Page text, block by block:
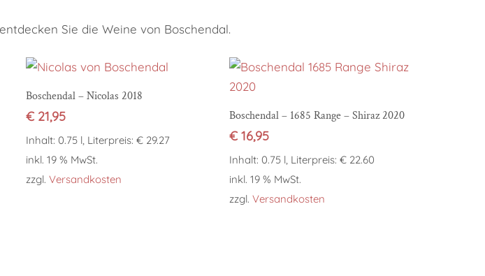
Sie die Weine von Boschendal.
In den Warenkorb
Boschendal – Nicolas 2018
€21,95
Inhalt: 0.75 l, Literpreis: € 29.27
inkl. 19 % MwSt.
zzgl. Versandkosten
In den Warenkorb
Boschendal – 1685 Range – Shiraz 2020
€16,95
Inhalt: 0.75 l, Literpreis: € 22.60
inkl. 19 % MwSt.
zzgl.Versandkosten